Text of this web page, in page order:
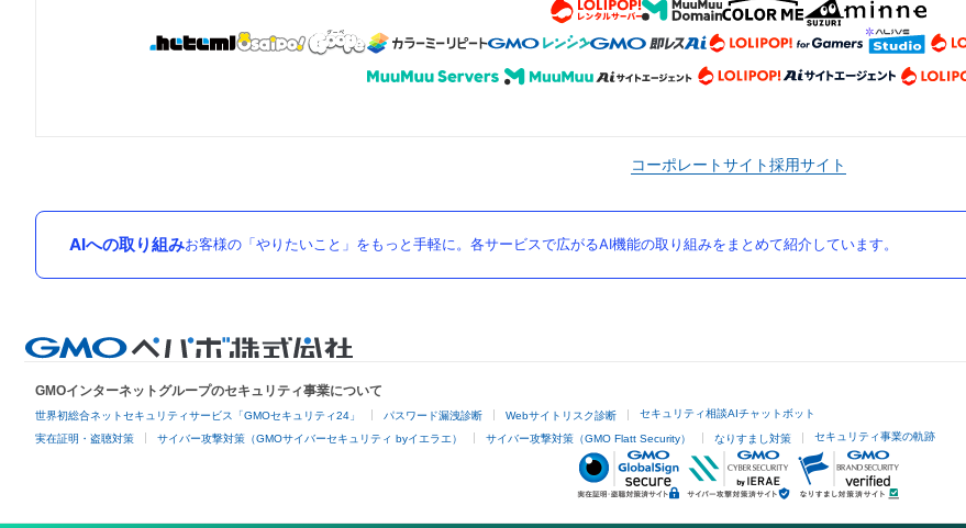
コーポレートサイト採用サイト
AIへの取り組みお客様の「やりたいこと」をもっと手軽に。各サービスで広がるAI機能の取り組みをまとめて紹介しています。
GMOインターネットグループのセキュリティ事業について
世界初総合ネットセキュリティサービス「GMOセキュリティ24」 パスワード漏洩診断 Webサイトリスク診断 セキュリティ相談AIチャットボット
実在証明・盗聴対策 サイバー攻撃対策（GMOサイバーセキュリティ byイエラエ） サイバー攻撃対策（GMO Flatt Security） なりすまし対策 セキュリティ事業の軌跡